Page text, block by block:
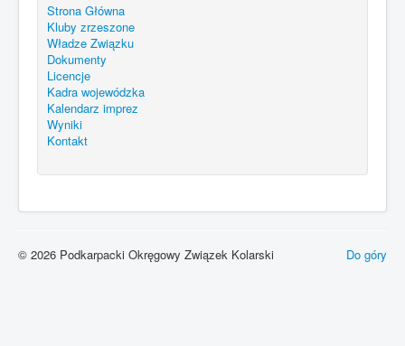
Strona Główna
Kluby zrzeszone
Władze Związku
Dokumenty
Licencje
Kadra wojewódzka
Kalendarz imprez
Wyniki
Kontakt
Do góry
© 2026 Podkarpacki Okręgowy Związek Kolarski